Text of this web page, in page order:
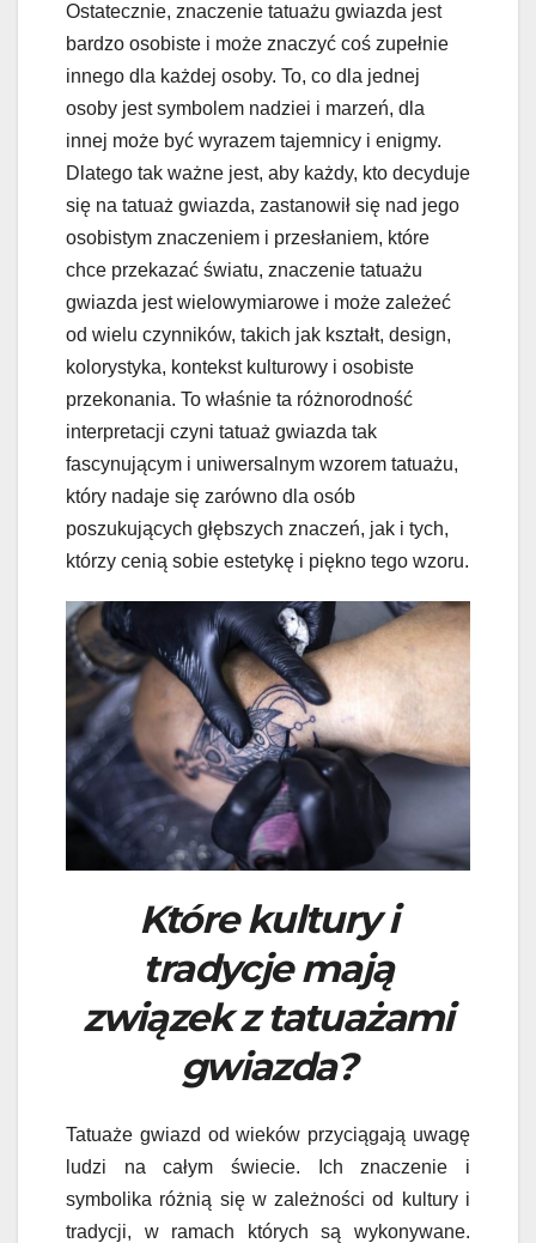
Ostatecznie, znaczenie tatuażu gwiazda jest
bardzo osobiste i może znaczyć coś zupełnie
innego dla każdej osoby. To, co dla jednej
osoby jest symbolem nadziei i marzeń, dla
innej może być wyrazem tajemnicy i enigmy.
Dlatego tak ważne jest, aby każdy, kto decyduje
się na tatuaż gwiazda, zastanowił się nad jego
osobistym znaczeniem i przesłaniem, które
chce przekazać światu, znaczenie tatuażu
gwiazda jest wielowymiarowe i może zależeć
od wielu czynników, takich jak kształt, design,
kolorystyka, kontekst kulturowy i osobiste
przekonania. To właśnie ta różnorodność
interpretacji czyni tatuaż gwiazda tak
fascynującym i uniwersalnym wzorem tatuażu,
który nadaje się zarówno dla osób
poszukujących głębszych znaczeń, jak i tych,
którzy cenią sobie estetykę i piękno tego wzoru.
Które kultury i
tradycje mają
związek z tatuażami
gwiazda?
Tatuaże gwiazd od wieków przyciągają uwagę
ludzi na całym świecie. Ich znaczenie i
symbolika różnią się w zależności od kultury i
tradycji, w ramach których są wykonywane.